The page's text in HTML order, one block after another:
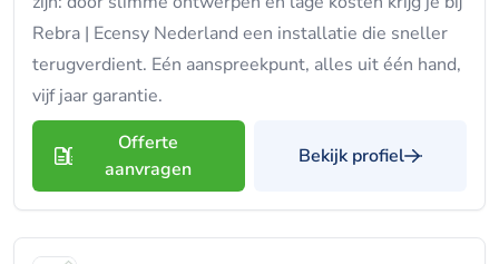
Rebra | Ecensy Nederland een installatie die sneller
terugverdient. Eén aanspreekpunt, alles uit één hand,
vijf jaar garantie.
Offerte
aanvragen
Bekijk profiel